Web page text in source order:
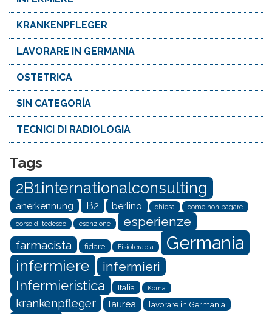
KRANKENPFLEGER
LAVORARE IN GERMANIA
OSTETRICA
SIN CATEGORÍA
TECNICI DI RADIOLOGIA
Tags
2B1internationalconsulting
anerkennung B2 berlino chiesa come non pagare
corso di tedesco esenzione esperienze
farmacista fidare Fisioterapia Germania
infermiere infermieri
Infermieristica Italia Koma
krankenpfleger laurea lavorare in Germania